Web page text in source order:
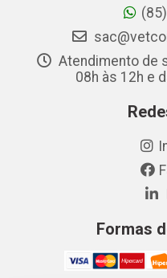
Atendimento de
08h às 12h e
Formas